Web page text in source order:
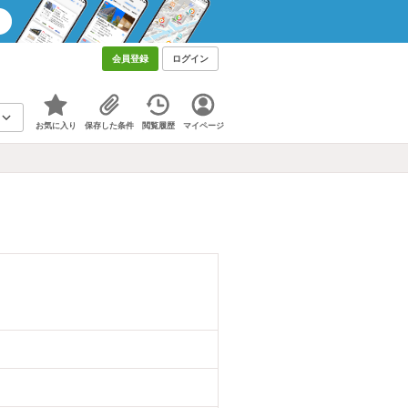
会員登録 ログイン
お気に入り 保存した条件 閲覧履歴 マイページ